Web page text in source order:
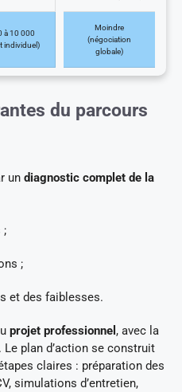
à 10 000
individuel)
Moindre
(négociation
globale)
du parcours
un diagnostic complet de la
;
;
et des faiblesses.
projet professionnel , avec la
plan d’action se construit
claires : préparation des
simulations d’entretien,